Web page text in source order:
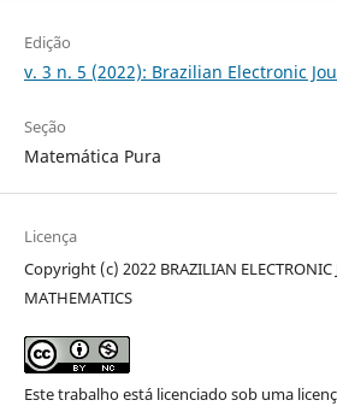
Edição
v. 3 n. 5 (2022): Brazilian Electronic
Seção
Matemática Pura
Licença
Copyright (c) 2022 BRAZILIAN ELECTRONIC
MATHEMATICS
Este trabalho está licenciado sob uma